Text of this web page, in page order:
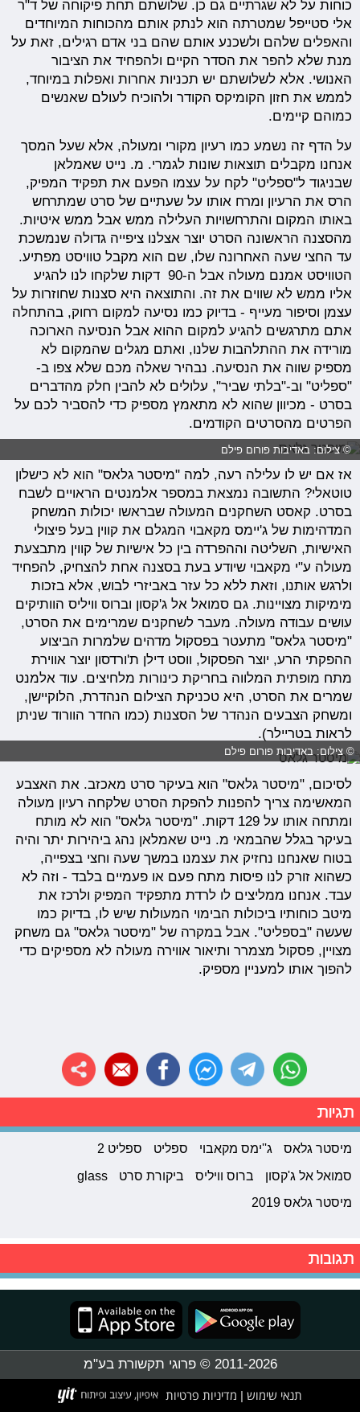
כוחות על לא שגרתיים גם כן. שלושתם תחת פיקוחה של ד"ר
אלי סטייפל שמטרתה הוא לנתק אותם מהכוחות המיוחדים
והאפלים שלהם ולשכנע אותם שהם בני אדם רגילים, זאת על
מנת שלא להפר את הסדר הקיים ולהפחיד את הציבור
האנושי. אלא לשלושתם יש תכניות אחרות ואפלות במיוחד,
לממש את חזון הקומיקס הקודר ולהוכיח לעולם שאנשים
כמוהם קיימים.
על הדף זה נשמע כמו רעיון מקורי ומעולה, אלא שעל המסך
אנחנו מקבלים תוצאות שונות לגמרי. מ. נייט שאמלאן
שבניגוד ל"ספליט" לקח על עצמו הפעם את תפקיד המפיק,
הרס את הרעיון ומרח אותו על שעתיים של סרט שמתרחש
באותו המקום והתרחשויות העלילה ממש אבל ממש איטיות.
מהסצנה הראשונה הסרט יוצר אצלנו ציפייה גדולה שנמשכת
עד החצי שעה האחרונה שלו, שם הוא מקבל טוויסט מפתיע.
הטוויסט אמנם מעולה אבל ה-90 דקות שלקחו לנו להגיע
אליו ממש לא שווים את זה. והתוצאה היא סצנות שחוזרות על
עצמן וסיפור מעייף - בדיוק כמו נסיעה למקום רחוק, בהתחלה
אתם מתרגשים להגיע למקום ההוא אבל הנסיעה הארוכה
מורידה את ההתלהבות שלנו, ואתם מגלים שהמקום לא
מספיק שווה את הנסיעה. נבהיר שאלה מכם שלא צפו ב-
"ספליט" וב-"בלתי שביר", עלולים לא להבין חלק מהדברים
בסרט - מכיוון שהוא לא מתאמץ מספיק כדי להסביר לכם על
הפרטים מהסרטים הקודמים.
© צילום: באדיבות פורום פילם
אז אם יש לו עלילה רעה, למה "מיסטר גלאס" הוא לא כישלון
טוטאלי? התשובה נמצאת במספר אלמנטים הראויים לשבח
בסרט. קאסט השחקנים המעולה שבראשו יכולות המשחק
המדהימות של ג'יימס מקאבוי המגלם את קווין בעל פיצולי
האישיות, השליטה וההפרדה בין כל אישיות של קווין מתבצעת
מעולה ע"י מקאבוי שיודע בעת בסצנה אחת להצחיק, להפחיד
ולרגש אותנו, וזאת ללא כל עזר באביזרי לבוש, אלא בזכות
מימיקות מצויינות. גם סמואל אל ג'קסון וברוס וויליס הוותיקים
עושים עבודה מעולה. מעבר לשחקנים שמרימים את הסרט,
"מיסטר גלאס" מתעטר בפסקול מדהים שלמרות הביצוע
ההפקתי הרע, יוצר הפסקול, ווסט דילן ת'ורדסון יוצר אווירת
מתח מופתית המלווה בחריקת כינורות מלחיצים. עוד אלמנט
שמרים את הסרט, היא טכניקת הצילום הנהדרת, הלוקיישן,
ומשחק הצבעים הנהדר של הסצנות (כמו החדר הוורוד שניתן
לראות בטריילר).
© צילום: באדיבות פורום פילם
לסיכום, "מיסטר גלאס" הוא בעיקר סרט מאכזב. את האצבע
המאשימה צריך להפנות להפקת הסרט שלקחה רעיון מעולה
ומתחה אותו על 129 דקות. "מיסטר גלאס" הוא לא מותח
בעיקר בגלל שהבמאי מ. נייט שאמלאן נהג ביהירות יתר והיה
בטוח שאנחנו נחזיק את עצמנו במשך שעה וחצי בצפייה,
כשהוא זורק לנו פיסות מתח פעם או פעמיים בלבד - וזה לא
עבד. אנחנו ממליצים לו לרדת מתפקיד המפיק ולרכז את
מיטב כוחותיו ביכולות הבימוי המעולות שיש לו, בדיוק כמו
שעשה "בספליט". אבל במקרה של "מיסטר גלאס" גם משחק
מצויין, פסקול מצמרר ותיאור אווירה מעולה לא מספיקים כדי
להפוך אותו למעניין מספיק.
תגיות
מיסטר גלאס ג''ימס מקאבוי ספליט
ספליט 2
סמואל אל ג'קסון
ברוס וויליס ביקורת סרט
glass
מיסטר גלאס 2019
תגובות
2011-2026 © פרוגי תקשורת בע"מ
תנאי שימוש | מדיניות פרטיות